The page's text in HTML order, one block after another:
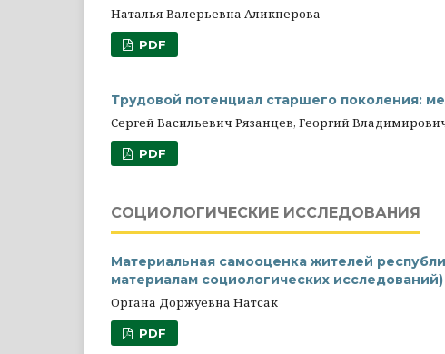
Наталья Валерьевна Аликперова
PDF
Трудовой потенциал старшего поколения:
Сергей Васильевич Рязанцев, Георгий
PDF
СОЦИОЛОГИЧЕСКИЕ ИССЛЕДОВАНИЯ
Материальная самооценка жителей
материалам социологических исследований)
Органа Доржуевна Натсак
PDF